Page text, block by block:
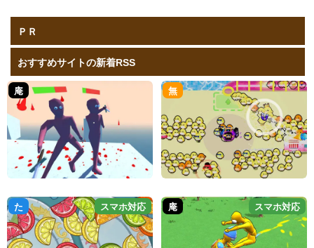
ＰＲ
おすすめサイトの新着RSS
庵 無
た スマホ対応 庵 スマホ対応